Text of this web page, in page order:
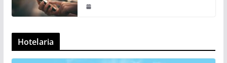
Hotelaria